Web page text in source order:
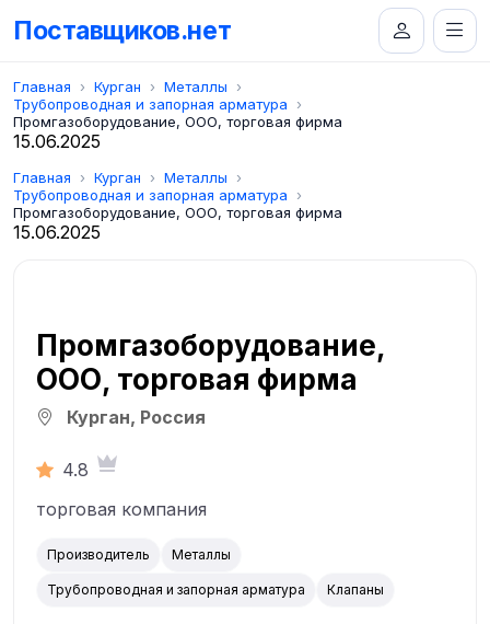
Поставщиков.нет
Главная Курган
Металлы
Трубопроводная и запорная арматура
Промгазоборудование, ООО, торговая фирма
15.06.2025
Главная Курган
Металлы
Трубопроводная и запорная арматура
Промгазоборудование, ООО, торговая фирма
15.06.2025
Промгазоборудование,
ООО, торговая фирма
Курган, Россия
4.8
торговая компания
Производитель Металлы
Трубопроводная и запорная арматура Клапаны